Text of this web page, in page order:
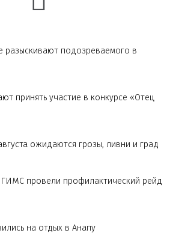
разыскивают подозреваемого в
принять участие в конкурсе «Отец
ожидаются грозы, ливни и град
ГИМС провели профилактический рейд
на отдых в Анапу